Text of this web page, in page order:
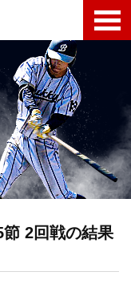
2回戦の結果